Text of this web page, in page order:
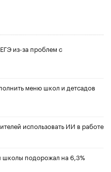
из-за проблем с
меню школ и детсадов
использовать ИИ в работе
подорожал на 6,3%